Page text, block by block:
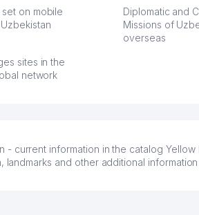
есть ПВЗ.
и
on mobile
Diplomatic and
Missions of
overseas
sites in the
network
- current information in the catalog
and other additional